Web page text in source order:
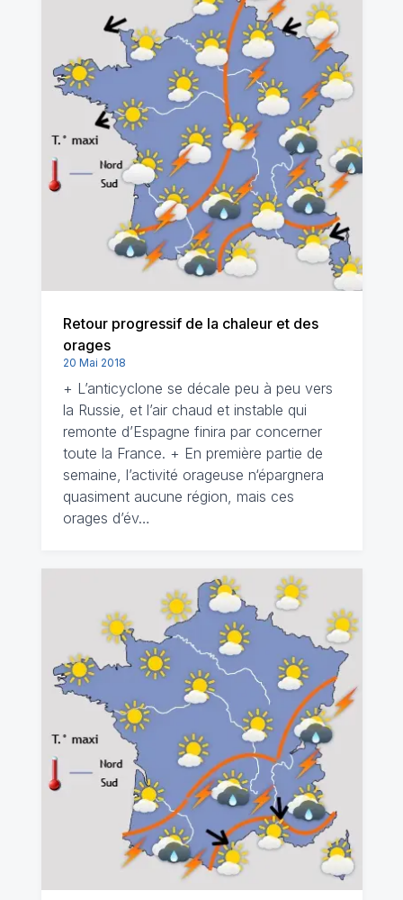
Retour progressif de la chaleur et des
orages
20 Mai 2018
+ L’anticyclone se décale peu à peu vers
la Russie, et l’air chaud et instable qui
remonte d’Espagne finira par concerner
toute la France. + En première partie de
semaine, l’activité orageuse n‘épargnera
quasiment aucune région, mais ces
orages d’év…